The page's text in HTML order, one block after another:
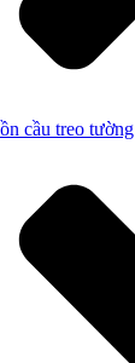
cầu treo tường